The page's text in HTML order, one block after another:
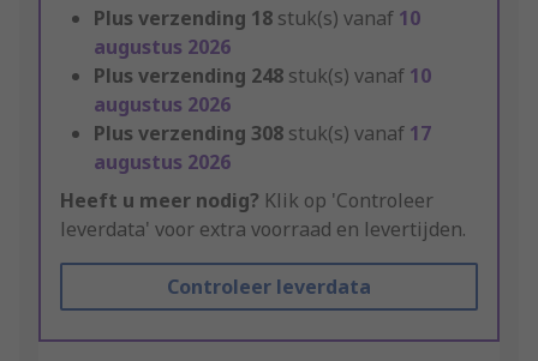
Plus verzending 18 stuk(s) vanaf 10
augustus 2026
Plus verzending 248 stuk(s) vanaf 10
augustus 2026
Plus verzending 308 stuk(s) vanaf 17
augustus 2026
Heeft u meer nodig? Klik op 'Controleer
leverdata' voor extra voorraad en levertijden.
Controleer leverdata